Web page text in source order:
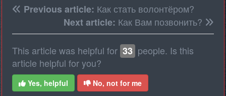
Previous article: Как стать волонтёром?
Next article: Как Вам позвонить?
This article was helpful for 33 people. Is this
article helpful for you?
Yes, helpful No, not for me